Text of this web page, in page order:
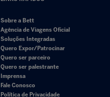
Sobre a Bett
Agência de Viagens Oficial
Soluções Integradas
Quero Expor/Patrocinar
Quero ser parceiro
Quero ser palestrante
Imprensa
Fale Conosco
Política de Privacidade